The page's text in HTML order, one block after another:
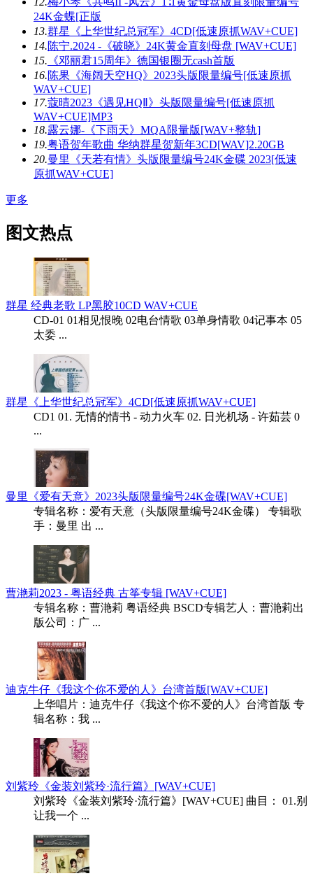
24K金蝶[正版
13.群星《上华世纪总冠军》4CD[低速原抓WAV+CUE]
14.陈宁.2024 -《破晓》24K黄金直刻母盘 [WAV+CUE]
15. 《邓丽君15周年》德国银圈无cash首版
16.陈果《海阔天空HQ》2023头版限量编号[低速原抓
WAV+CUE]
17.蔻晴2023《遇见HQⅡ》头版限量编号[低速原抓
WAV+CUE]MP3
18.露云娜-《下雨天》MQA限量版[WAV+整轨]
19.粤语贺年歌曲 华纳群星贺新年3CD[WAV]2.20GB
20.曼里《天若有情》头版限量编号24K金碟 2023[低速
原抓WAV+CUE]
更多
图文热点
群星 经典老歌 LP黑胶10CD WAV+CUE
CD-01 01相见恨晚 02电台情歌 03单身情歌 04记事本 05
太委 ...
群星《上华世纪总冠军》4CD[低速原抓WAV+CUE]
CD1 01. 无情的情书 - 动力火车 02. 日光机场 - 许茹芸 0
...
曼里《爱有天意》2023头版限量编号24K金碟[WAV+CUE]
专辑名称：爱有天意（头版限量编号24K金碟） 专辑歌
手：曼里 出 ...
曹滟莉2023 - 粤语经典 古筝专辑 [WAV+CUE]
专辑名称：曹滟莉 粤语经典 BSCD专辑艺人：曹滟莉出
版公司：广 ...
迪克牛仔《我这个你不爱的人》台湾首版[WAV+CUE]
上华唱片：迪克牛仔《我这个你不爱的人》台湾首版 专
辑名称：我 ...
刘紫玲《金装刘紫玲·流行篇》[WAV+CUE]
刘紫玲《金装刘紫玲·流行篇》[WAV+CUE] 曲目： 01.别
让我一个 ...